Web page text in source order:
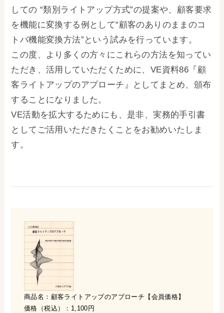
しての “類別ライトアップ方式”の提案や、顧客要求
を機能に変換する例として“顧客のありのままのコ
トバ機能変換方法”という試みを行っています。
この度、より多くの方々にこれらの方法を知ってい
ただき、活用していただくために、VE資料86『顧
客ライトアップのアプローチ』としてまとめ、頒布
することになりました。
VE活動を拡大するためにも、是非、実務的手引書
としてご活用いただきたくことをお勧めいたしま
す。
商品名：顧客ライトアップのアプローチ【会員価格】
価格（税込）：1,100円